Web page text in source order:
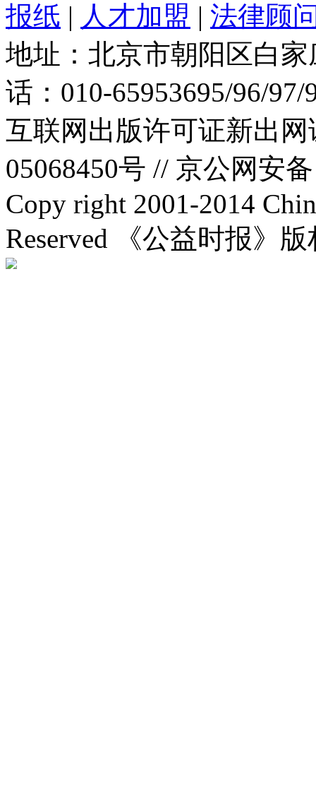
报纸 | 人才加盟 | 法律顾
地址：北京市朝阳区白
话：010-65953695/96/
互联网出版许可证新出
05068450号 // 京公网安
Copy right 2001-2014
Reserved 《公益时报》